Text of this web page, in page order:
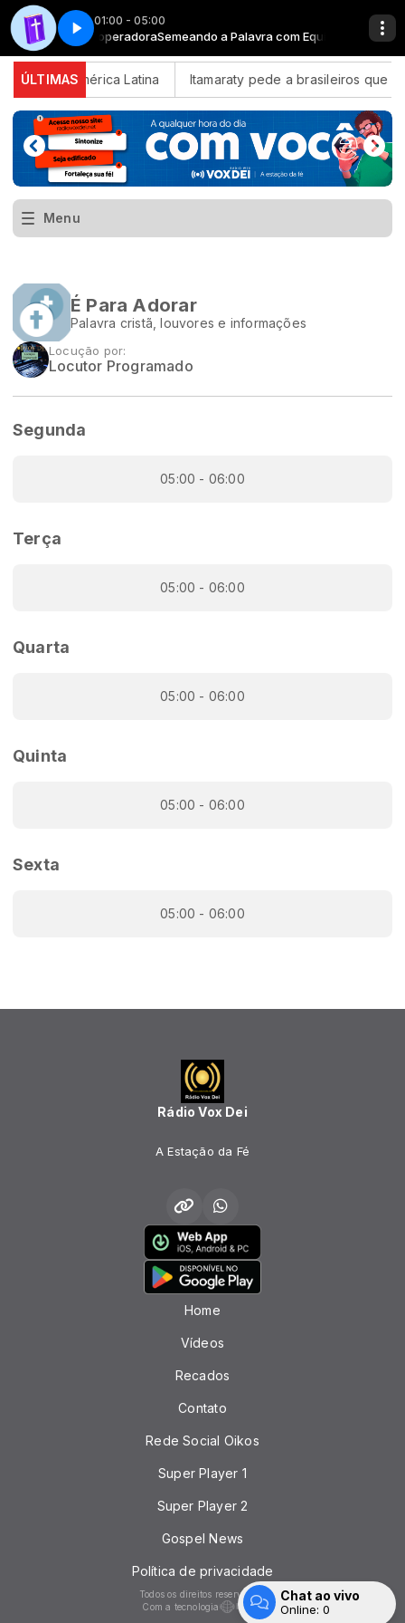
01:00 - 05:00
com Equipe CooperadoraSemeando a Palavra com Equipe
- Parte 10 Semeando a palavra - Parte 10
Equipe CooperadoraSertanejo Bom D+ com Equipe Cooperadora
ÚLTIMAS
na América Latina Itamaraty pede a brasileiros que
Menu
É Para Adorar
Palavra cristã, louvores e informações
Locução por:
Locutor Programado
Segunda
05:00 - 06:00
Terça
05:00 - 06:00
Quarta
05:00 - 06:00
Quinta
05:00 - 06:00
Sexta
05:00 - 06:00
Rádio Vox Dei
A Estação da Fé
Home
Vídeos
Recados
Contato
Rede Social Oikos
Super Player 1
Super Player 2
Gospel News
Política de privacidade
Todos os direitos reservados.
Com a tecnologia
Chat ao vivo
Online: 0